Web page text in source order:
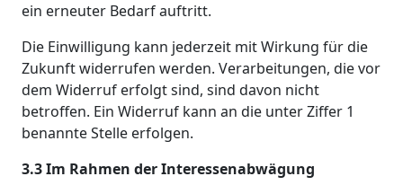
ein erneuter Bedarf auftritt.
Die Einwilligung kann jederzeit mit Wirkung für die
Zukunft widerrufen werden. Verarbeitungen, die vor
dem Widerruf erfolgt sind, sind davon nicht
betroffen. Ein Widerruf kann an die unter Ziffer 1
benannte Stelle erfolgen.
3.3 Im Rahmen der Interessenabwägung